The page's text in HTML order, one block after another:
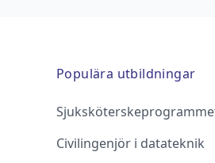
Populära utbildningar
Civilingenjör i datateknik